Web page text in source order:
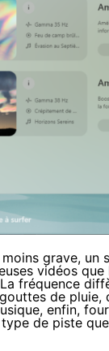
grave, un
vidéos que
fréquence
de pluie,
enfin,
de piste